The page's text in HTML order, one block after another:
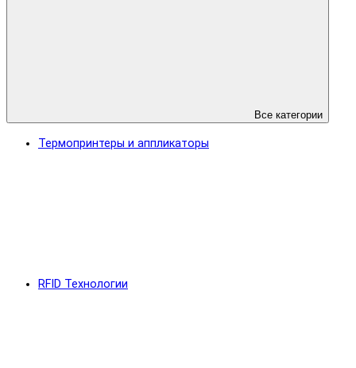
Все категории
Термопринтеры и аппликаторы
RFID Технологии